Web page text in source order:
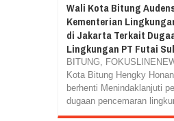
Wali Kota Bitung
Kementerian
di Jakarta Terkait
Lingkungan PT Futai
BITUNG,
Kota Bitung Hengky
berhenti Menindaklanjuti
dugaan pencemaran